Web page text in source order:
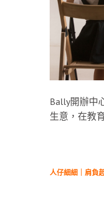
Bally開辦中
生意，在教
人仔細細｜肩負